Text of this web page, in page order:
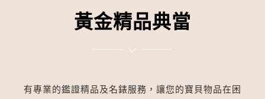
黃金精品典當
有專業的鑑證精品及名錶服務，讓您的寶貝物品在困